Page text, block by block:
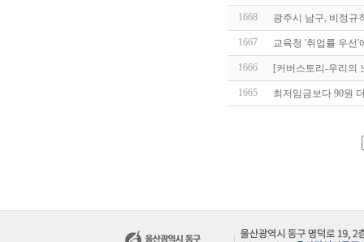
1668 광주시 남구, 비정규
1667 교육청 '취업률 우선
1666 [커버스토리-우리의
1665 최저임금보다 90원